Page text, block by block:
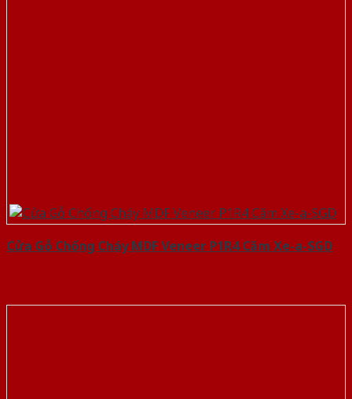
Cửa Gỗ Chống Cháy MDF Veneer P1R4 Căm Xe-a-SGD